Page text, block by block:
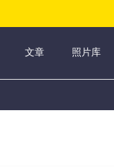
文章 照片库